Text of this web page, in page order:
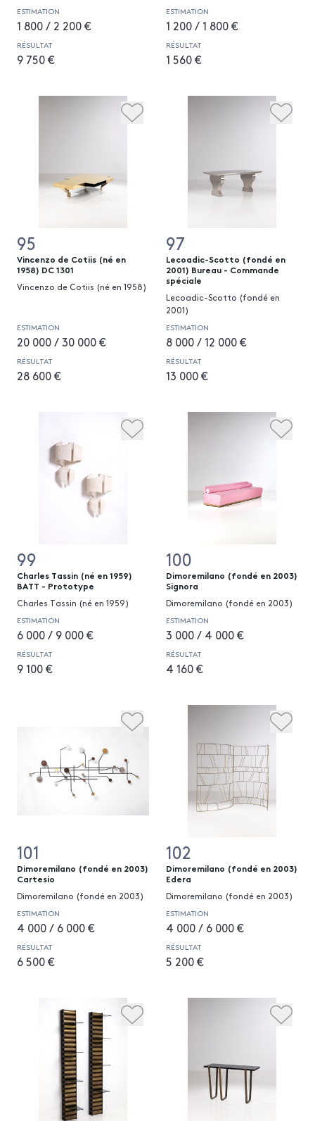
ESTIMATION
1 800 / 2 200 €
RÉSULTAT
9 750 €
ESTIMATION
1 200 / 1 800 €
RÉSULTAT
1 560 €
95
Vincenzo de Cotiis (né en
1958) DC 1301
Vincenzo de Cotiis (né en 1958)
ESTIMATION
20 000 / 30 000 €
RÉSULTAT
28 600 €
97
Lecoadic-Scotto (fondé en
2001) Bureau - Commande
spéciale
Lecoadic-Scotto (fondé en
2001)
ESTIMATION
8 000 / 12 000 €
RÉSULTAT
13 000 €
99
Charles Tassin (né en 1959)
BATT - Prototype
Charles Tassin (né en 1959)
ESTIMATION
6 000 / 9 000 €
RÉSULTAT
9 100 €
100
Dimoremilano (fondé en 2003)
Signora
Dimoremilano (fondé en 2003)
ESTIMATION
3 000 / 4 000 €
RÉSULTAT
4 160 €
101
Dimoremilano (fondé en 2003)
Cartesio
Dimoremilano (fondé en 2003)
ESTIMATION
4 000 / 6 000 €
RÉSULTAT
6 500 €
102
Dimoremilano (fondé en 2003)
Edera
Dimoremilano (fondé en 2003)
ESTIMATION
4 000 / 6 000 €
RÉSULTAT
5 200 €